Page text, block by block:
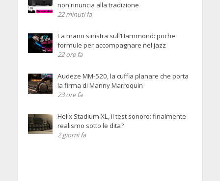
non rinuncia alla tradizione
22 minuti fa
La mano sinistra sull’Hammond: poche
formule per accompagnare nel jazz
22 ore fa
Audeze MM-520, la cuffia planare che porta
la firma di Manny Marroquin
23 ore fa
Helix Stadium XL, il test sonoro: finalmente
realismo sotto le dita?
2 giorni fa